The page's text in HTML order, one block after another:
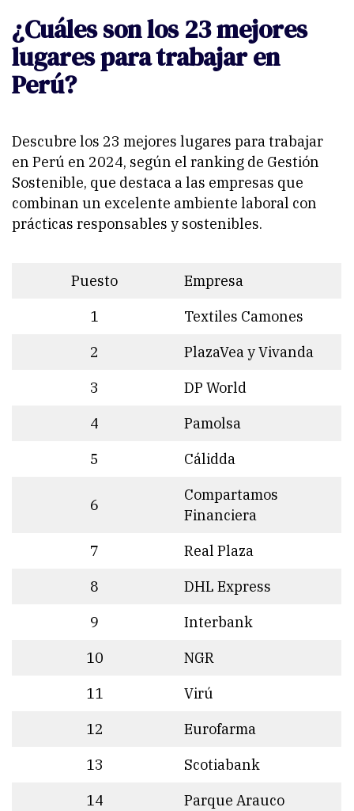
¿Cuáles son los 23 mejores
lugares para trabajar en
Perú?
Descubre los 23 mejores lugares para trabajar
en Perú en 2024, según el ranking de Gestión
Sostenible, que destaca a las empresas que
combinan un excelente ambiente laboral con
prácticas responsables y sostenibles.
Puesto
Empresa
1
Textiles Camones
2
PlazaVea y Vivanda
3
DP World
4
Pamolsa
5
Cálidda
6
Compartamos
Financiera
7
Real Plaza
8
DHL Express
9
Interbank
10
NGR
11
Virú
12
Eurofarma
13
Scotiabank
14
Parque Arauco